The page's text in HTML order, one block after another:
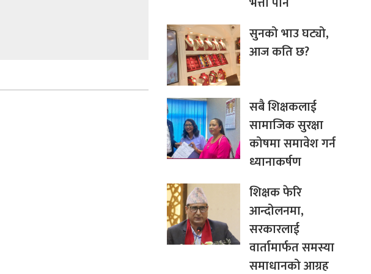
सुनको भाउ घट्यो,
आज कति छ?
सबै शिक्षकलाई
सामाजिक सुरक्षा
कोषमा समावेश गर्न
ध्यानाकर्षण
शिक्षक फेरि
आन्दोलनमा,
सरकारलाई
वार्तामार्फत समस्या
समाधानको आग्रह